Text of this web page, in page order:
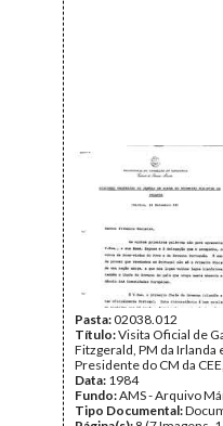
Pasta:02038.012
Título:Visita Oficial de
Fitzgerald, PM da Irlanda
Presidente do CM da
Data: 1984
Fundo:AMS - Arquivo
Tipo Documental: